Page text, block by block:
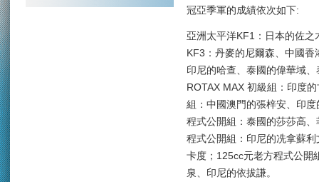
冠亞季軍的成績依次如下:
亞洲太平洋KF1：日本的佐
KF3：丹麥的尼爾森、中國
印尼的哈查、泰國的偉華域
ROTAX MAX 初級組：印度
組：中國澳門的張梓安、印
程式公開組：泰國的莎莎高
程式公開組：印尼的冼拿蘇
卡度；125cc元老方程式公開
泉、印尼的依拔謙。